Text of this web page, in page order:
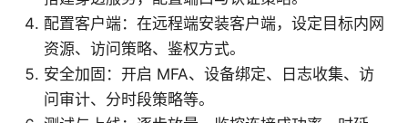
配置客户端：在远程端安装客户端，设定目标内网
资源、访问策略、鉴权方式。
安全加固：开启 MFA、设备绑定、日志收集、访
问审计、分时段策略等。